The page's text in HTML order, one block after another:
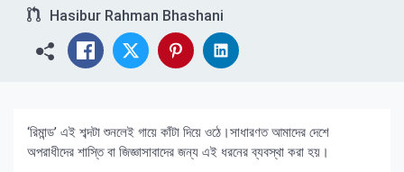
Hasibur Rahman Bhashani
‘রিমান্ড’ এই শব্দটা শুনলেই গায়ে কাঁটা দিয়ে ওঠে।সাধারণত আমাদের দেশে
অপরাধীদের শাস্তি বা জিজ্ঞাসাবাদের জন্য এই ধরনের ব্যবস্থা করা হয়।